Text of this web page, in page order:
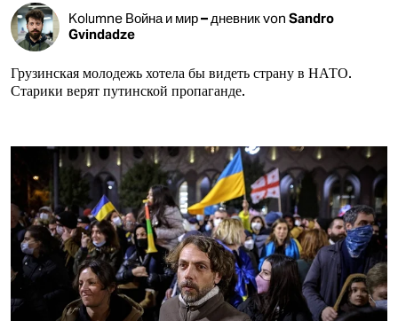
Kolumne Война и мир – дневникvon Sandro
Gvindadze
Грузинская молодежь хотела бы видеть страну в НАТО.
Старики верят путинской пропаганде.